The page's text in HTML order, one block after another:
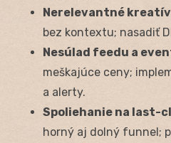
Nerelevantné
bez kontextu; nasadiť
Nesúlad feedu a
meškajúce ceny;
a alerty.
Spoliehanie na last-
horný aj dolný funnel;